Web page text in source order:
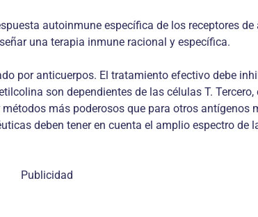
autoinmune específica de los receptores
una terapia inmune racional y específica.
por anticuerpos. El tratamiento efectivo debe
son dependientes de las células T.
más poderosos que para otros antígenos
deben tener en cuenta el amplio espectro de
Publicidad